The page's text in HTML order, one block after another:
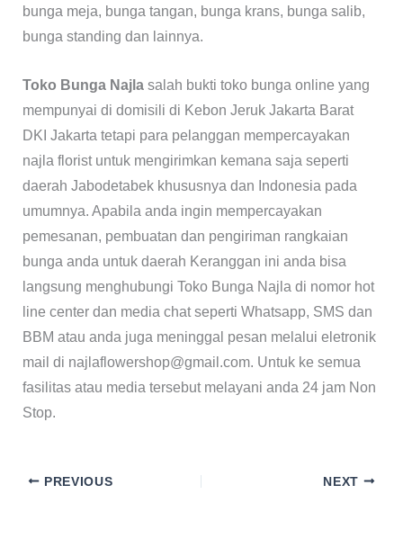
bunga meja, bunga tangan, bunga krans, bunga salib,
bunga standing dan lainnya.
Toko Bunga Najlasalah bukti toko bunga online yang
mempunyai di domisili di Kebon Jeruk Jakarta Barat
DKI Jakarta tetapi para pelanggan mempercayakan
najla florist untuk mengirimkan kemana saja seperti
daerah Jabodetabek khususnya dan Indonesia pada
umumnya. Apabila anda ingin mempercayakan
pemesanan, pembuatan dan pengiriman rangkaian
bunga anda untuk daerah Keranggan ini anda bisa
langsung menghubungi Toko Bunga Najla di nomor hot
line center dan media chat seperti Whatsapp, SMS dan
BBM atau anda juga meninggal pesan melalui eletronik
mail di najlaflowershop@gmail.com. Untuk ke semua
fasilitas atau media tersebut melayani anda 24 jam Non
Stop.
PREVIOUS NEXT